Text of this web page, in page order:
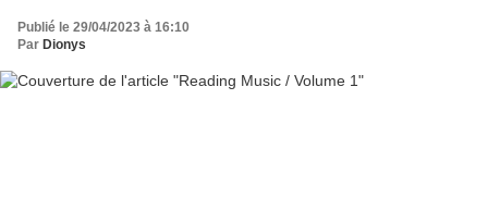
Publié le 29/04/2023 à 16:10
Par Dionys